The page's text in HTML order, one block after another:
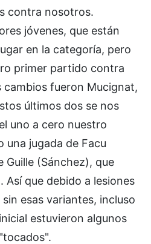
contra nosotros.
jóvenes, que están
en la categoría, pero
primer partido contra
cambios fueron Mucignat,
últimos dos se nos
uno a cero nuestro
una jugada de Facu
Guille (Sánchez), que
Así que debido a lesiones
esas variantes, incluso
estuvieron algunos